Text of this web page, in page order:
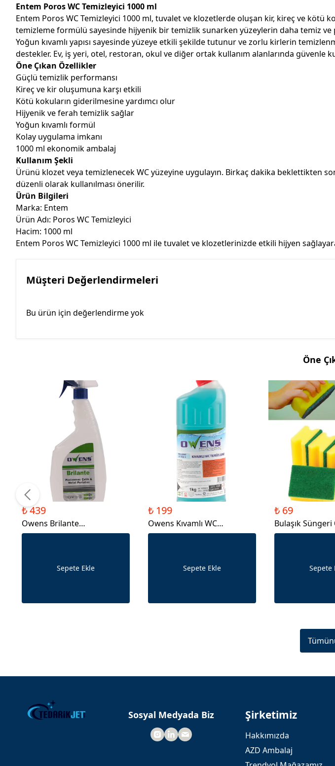
Entem Poros WC Temizleyici 1000 ml
Entem Poros WC Temizleyici 1000 ml, tuvalet ve klozetlerde oluşan kir, kireç ve kötü
temizleme formülü sayesinde hijyenik bir temizlik sunarken yüzeylerin daha temiz ve
Yoğun kıvamlı yapısı sayesinde yüzeye etkili şekilde tutunur ve zorlu kirlerin
destekler. Ev, iş yeri, otel, restoran, okul ve diğer ortak kullanım alanlarında güvenle
Öne Çıkan Özellikler
Güçlü temizlik performansı
Kireç ve kir oluşumuna karşı etkili
Kötü kokuların giderilmesine yardımcı olur
Hijyenik ve ferah temizlik sağlar
Yoğun kıvamlı formül
Kolay uygulama imkanı
1000 ml ekonomik ambalaj
Kullanım Şekli
Ürünü klozet veya temizlenecek WC yüzeyine uygulayın. Birkaç dakika beklettikten
düzenli olarak kullanılması önerilir.
Ürün Bilgileri
Marka: Entem
Ürün Adı: Poros WC Temizleyici
Hacim: 1000 ml
Entem Poros WC Temizleyici 1000 ml ile tuvalet ve klozetlerinizde etkili hijyen
Müşteri Değerlendirmeleri
Bu ürün için değerlendirme yok
Öne
₺ 439
Owens Brilante
Paslanmaz&Çelik Parlatıcısı
Sepete Ekle
₺ 199
Owens Kıvamlı WC
Temizleme 1kg
Sepete Ekle
₺ 69
Bulaşık
Sepete
Sosyal Medyada Biz Şirketimiz
Hakkımızda
AZD Ambalaj